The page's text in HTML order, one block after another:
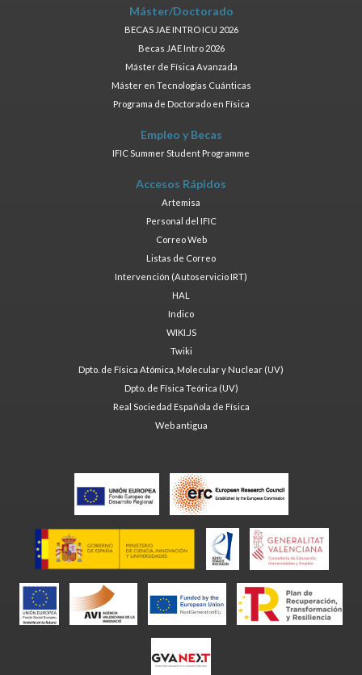
Máster/Doctorado
BECAS JAE INTRO ICU 2026
Becas JAE Intro 2026
Máster de Física Avanzada
Máster en Tecnologías Cuánticas
Programa de Doctorado en Física
Empleo y Becas
IFIC Summer Student Programme
Accesos Rápidos
Artemisa
Personal del IFIC
Correo Web
Listas de Correo
Intervención (Autoservicio IRT)
HAL
Indico
WIKI.JS
Twiki
Dpto. de Física Atómica, Molecular y Nuclear (UV)
Dpto. de Física Teórica (UV)
Real Sociedad Española de Física
Web antigua